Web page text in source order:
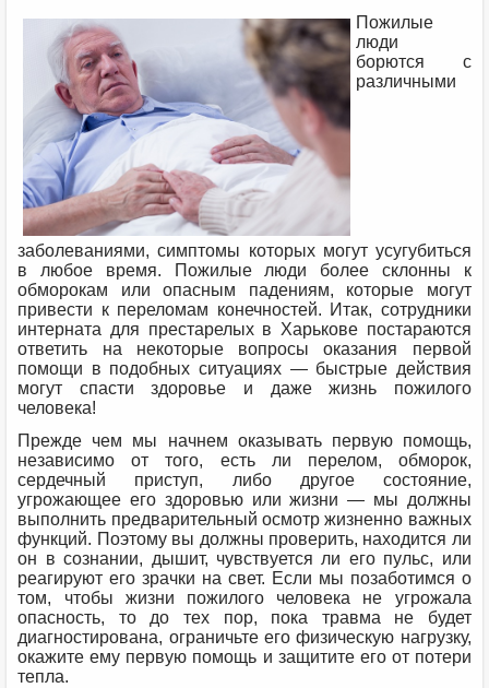
Пожилые
люди
борются с
различными
заболеваниями, симптомы которых могут усугубиться
в любое время. Пожилые люди более склонны к
обморокам или опасным падениям, которые могут
привести к переломам конечностей. Итак, сотрудники
интерната для престарелых в Харькове постараются
ответить на некоторые вопросы оказания первой
помощи в подобных ситуациях — быстрые действия
могут спасти здоровье и даже жизнь пожилого
человека!
Прежде чем мы начнем оказывать первую помощь,
независимо от того, есть ли перелом, обморок,
сердечный приступ, либо другое состояние,
угрожающее его здоровью или жизни — мы должны
выполнить предварительный осмотр жизненно важных
функций. Поэтому вы должны проверить, находится ли
он в сознании, дышит, чувствуется ли его пульс, или
реагируют его зрачки на свет. Если мы позаботимся о
том, чтобы жизни пожилого человека не угрожала
опасность, то до тех пор, пока травма не будет
диагностирована, ограничьте его физическую нагрузку,
окажите ему первую помощь и защитите его от потери
тепла.